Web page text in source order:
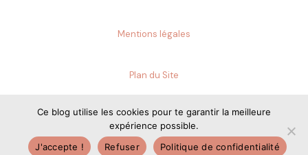
Mentions légales
Plan du Site
© 2026 Lovely Baroudeuse. Created for free using
WordPress andKubio
Ce blog utilise les cookies pour te garantir la meilleure
expérience possible.
J'accepte !
Refuser Politique de confidentialité